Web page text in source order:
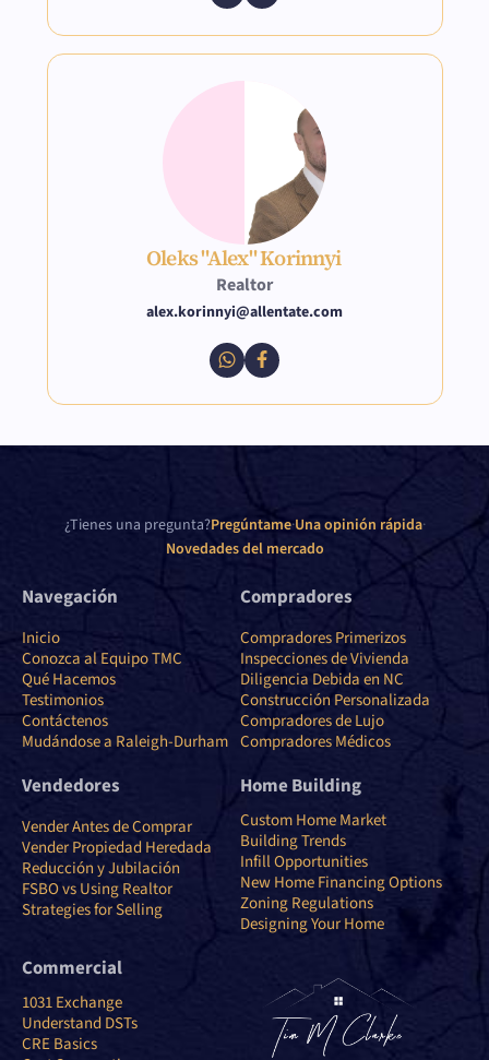
Oleks "Alex" Korinnyi
Realtor
alex.korinnyi@allentate.com
¿Tienes una pregunta?Pregúntame·Una opinión rápida·
Novedades del mercado
Navegación
Inicio
Conozca al Equipo TMC
Qué Hacemos
Testimonios
Contáctenos
Mudándose a Raleigh-Durham
Compradores
Compradores Primerizos
Inspecciones de Vivienda
Diligencia Debida en NC
Construcción Personalizada
Compradores de Lujo
Compradores Médicos
Vendedores
Vender Antes de Comprar
Vender Propiedad Heredada
Reducción y Jubilación
FSBO vs Using Realtor
Strategies for Selling
Home Building
Custom Home Market
Building Trends
Infill Opportunities
New Home Financing Options
Zoning Regulations
Designing Your Home
Commercial
1031 Exchange
Understand DSTs
CRE Basics